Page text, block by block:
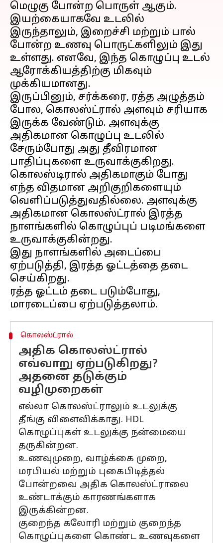
மெழுகு போன்ற பொருள் ஆகும்.
இயற்கையாகவே உடலில்
இருந்தாலும், இறைச்சி மற்றும் பால்
போன்ற உணவு பொருட்களிலும் இது
உள்ளது. எனவே, இந்த கொழுப்பு உடல்
ஆரோக்கியத்திற்கு மிகவும்
முக்கியமானது.
இருப்பினும், சர்க்கரை, ரத்த அழுத்தம்
போல, கொலஸ்ட்ரால் அளவும் சரியாக
இருக்க வேண்டும். அளவுக்கு
அதிகமான கொழுப்பு உடலில்
சேரும்போது அது தீவிரமான
பாதிப்புகளை உருவாக்குகிறது.
கொலஸ்டிரால் அதிகமாகும் போது
எந்த விதமான அறிகுறிகளையும்
வெளிப்படுத்துவதில்லை. அளவுக்கு
அதிகமான கொலஸ்ட்ரால் இரத்த
நாளங்களில் கொழுப்புப் படிமங்களை
உருவாக்குகின்றது.
இது நாளங்களில் அடைப்பை
ஏற்படுத்தி, இரத்த ஓட்டத்தை தடை
செய்கிறது.
ரத்த ஓட்டம் தடை படும்போது,
கொலஸ்ட்ரால்
அதிக கொலஸ்ட்ரால்
எவ்வாறு ஏற்படுகிறது?
அதனை தடுக்கும்
வழிமுறைகள்
எல்லா கொலஸ்ட்ராலும் உடலுக்கு
தீங்கு விளைவிக்காது. HDL
கொழுப்புகள் உடலுக்கு நன்மையை
தருகின்றன.
உணவுமுறை, வாழ்க்கை முறை,
மரபியல் மற்றும் புகைபிடித்தல்
போன்றவை அதிக கொலஸ்ட்ராலை
உண்டாக்கும் காரணங்களாக
இருக்கின்றன.
குறைந்த கலோரி மற்றும் குறைந்த
கொழுப்புகளை கொண்ட உணவுகளை